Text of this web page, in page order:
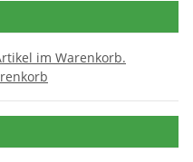
im Warenkorb.